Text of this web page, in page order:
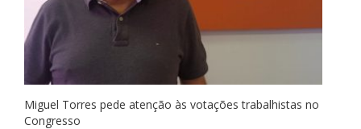
Miguel Torres pede atenção às votações trabalhistas no
Congresso